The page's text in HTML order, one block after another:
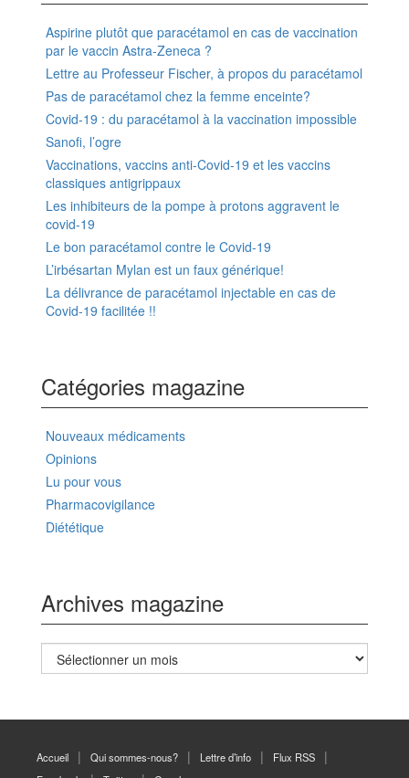
Aspirine plutôt que paracétamol en cas de vaccination
par le vaccin Astra-Zeneca ?
Lettre au Professeur Fischer, à propos du paracétamol
Pas de paracétamol chez la femme enceinte?
Covid-19 : du paracétamol à la vaccination impossible
Sanofi, l’ogre
Vaccinations, vaccins anti-Covid-19 et les vaccins
classiques antigrippaux
Les inhibiteurs de la pompe à protons aggravent le
covid-19
Le bon paracétamol contre le Covid-19
L’irbésartan Mylan est un faux générique!
La délivrance de paracétamol injectable en cas de
Covid-19 facilitée !!
Catégories magazine
Nouveaux médicaments
Opinions
Lu pour vous
Pharmacovigilance
Diététique
Archives magazine
Archives
magazine
Accueil Qui sommes-nous? Lettre d’info
Flux RSS